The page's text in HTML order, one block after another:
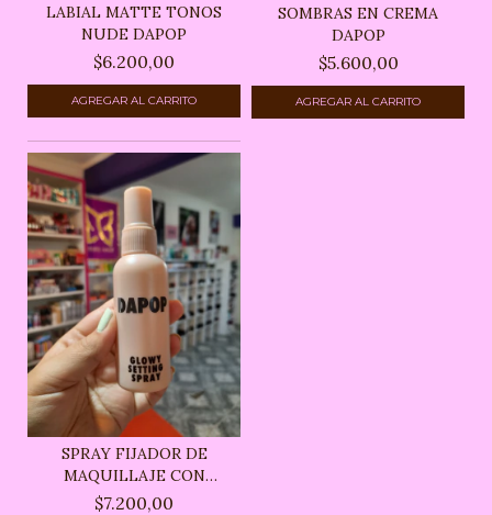
LABIAL MATTE TONOS
NUDE DAPOP
$6.200,00
SOMBRAS EN CREMA
DAPOP
$5.600,00
SPRAY FIJADOR DE
MAQUILLAJE CON
BRILLO -...
$7.200,00